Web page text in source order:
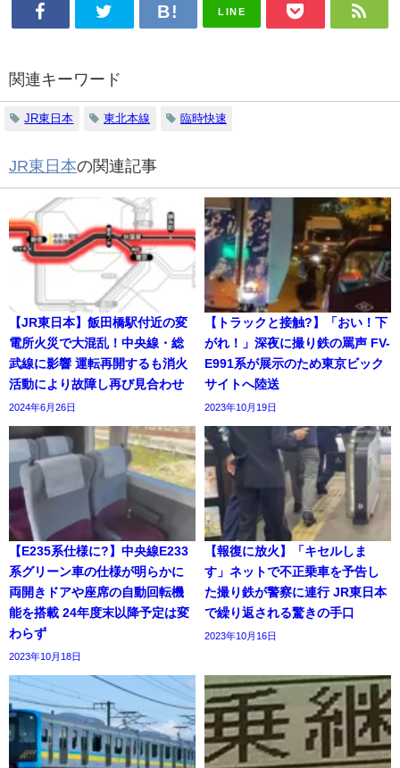
LINE
関連キーワード
JR東日本 東北本線 臨時快速
JR東日本の関連記事
【JR東日本】飯田橋駅付近の変
電所火災で大混乱！中央線・総
武線に影響 運転再開するも消火
活動により故障し再び見合わせ
2024年6月26日
【トラックと接触?】「おい！下
がれ！」深夜に撮り鉄の罵声 FV-
E991系が展示のため東京ビック
サイトへ陸送
2023年10月19日
【E235系仕様に?】中央線E233
系グリーン車の仕様が明らかに
両開きドアや座席の自動回転機
能を搭載 24年度末以降予定は変
わらず
2023年10月18日
【報復に放火】「キセルしま
す」ネットで不正乗車を予告し
た撮り鉄が警察に連行 JR東日本
で繰り返される驚きの手口
2023年10月16日